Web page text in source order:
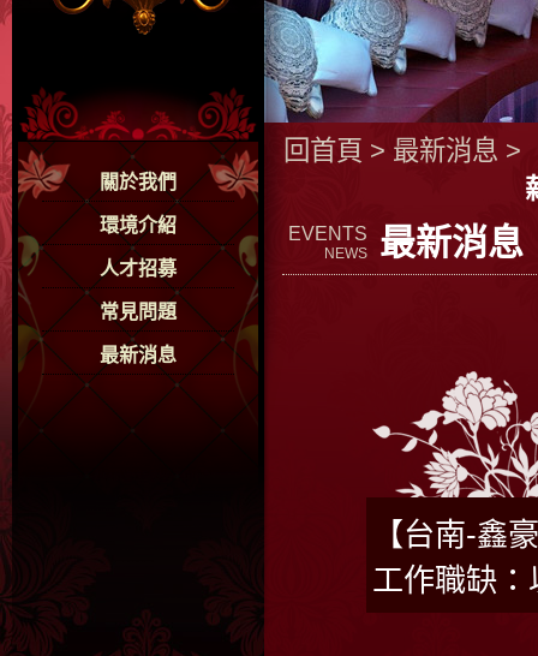
關於我們
環境介紹
人才招募
常見問題
最新消息
回首頁 > 最新消息 >
EVENTS
NEWS 最新消息
【台南-鑫
工作職缺